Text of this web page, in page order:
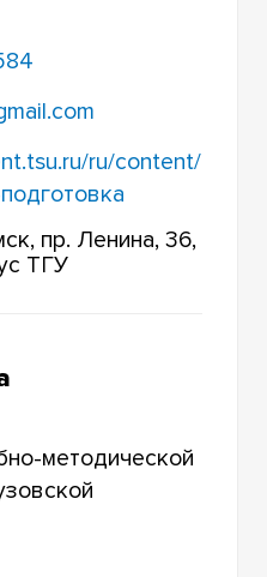
ru/content/
пр. Ленина, 36,
ТГУ
методической